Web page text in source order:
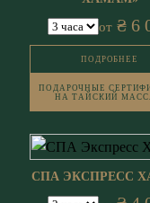
от ₴ 6
ПОДРОБНЕЕ
ПОДАРОЧНЫЕ
НА ТАЙСКИЙ
СПА ЭКСПРЕСС